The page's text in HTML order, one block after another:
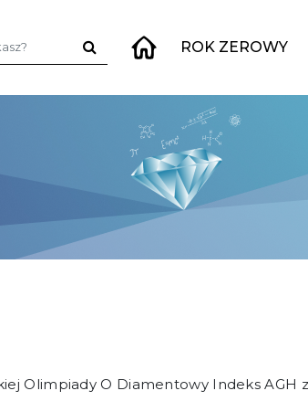
ROK ZEROWY
Olimpiady O Diamentowy Indeks AGH